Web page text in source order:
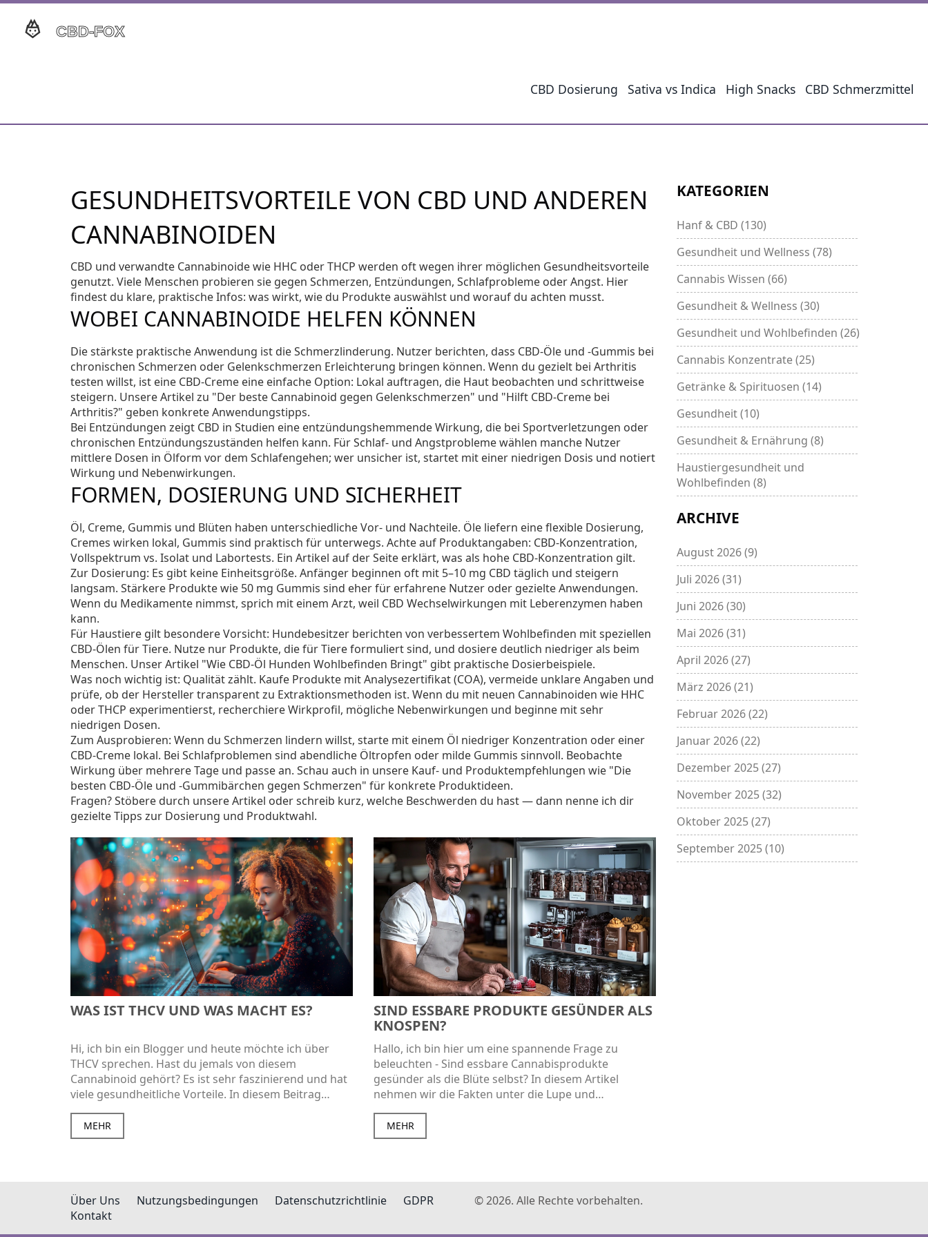
CBD Dosierung Sativa vs Indica High Snacks CBD Schmerzmittel
GESUNDHEITSVORTEILE VON CBD UND ANDEREN
CANNABINOIDEN
CBD und verwandte Cannabinoide wie HHC oder THCP werden oft wegen ihrer möglichen Gesundheitsvorteile
genutzt. Viele Menschen probieren sie gegen Schmerzen, Entzündungen, Schlafprobleme oder Angst. Hier
findest du klare, praktische Infos: was wirkt, wie du Produkte auswählst und worauf du achten musst.
WOBEI CANNABINOIDE HELFEN KÖNNEN
Die stärkste praktische Anwendung ist die Schmerzlinderung. Nutzer berichten, dass CBD-Öle und -Gummis bei
chronischen Schmerzen oder Gelenkschmerzen Erleichterung bringen können. Wenn du gezielt bei Arthritis
testen willst, ist eine CBD-Creme eine einfache Option: Lokal auftragen, die Haut beobachten und schrittweise
steigern. Unsere Artikel zu "Der beste Cannabinoid gegen Gelenkschmerzen" und "Hilft CBD-Creme bei
Arthritis?" geben konkrete Anwendungstipps.
Bei Entzündungen zeigt CBD in Studien eine entzündungshemmende Wirkung, die bei Sportverletzungen oder
chronischen Entzündungszuständen helfen kann. Für Schlaf- und Angstprobleme wählen manche Nutzer
mittlere Dosen in Ölform vor dem Schlafengehen; wer unsicher ist, startet mit einer niedrigen Dosis und notiert
Wirkung und Nebenwirkungen.
FORMEN, DOSIERUNG UND SICHERHEIT
Öl, Creme, Gummis und Blüten haben unterschiedliche Vor- und Nachteile. Öle liefern eine flexible Dosierung,
Cremes wirken lokal, Gummis sind praktisch für unterwegs. Achte auf Produktangaben: CBD-Konzentration,
Vollspektrum vs. Isolat und Labortests. Ein Artikel auf der Seite erklärt, was als hohe CBD-Konzentration gilt.
Zur Dosierung: Es gibt keine Einheitsgröße. Anfänger beginnen oft mit 5–10 mg CBD täglich und steigern
langsam. Stärkere Produkte wie 50 mg Gummis sind eher für erfahrene Nutzer oder gezielte Anwendungen.
Wenn du Medikamente nimmst, sprich mit einem Arzt, weil CBD Wechselwirkungen mit Leberenzymen haben
kann.
Für Haustiere gilt besondere Vorsicht: Hundebesitzer berichten von verbessertem Wohlbefinden mit speziellen
CBD-Ölen für Tiere. Nutze nur Produkte, die für Tiere formuliert sind, und dosiere deutlich niedriger als beim
Menschen. Unser Artikel "Wie CBD-Öl Hunden Wohlbefinden Bringt" gibt praktische Dosierbeispiele.
Was noch wichtig ist: Qualität zählt. Kaufe Produkte mit Analysezertifikat (COA), vermeide unklare Angaben und
prüfe, ob der Hersteller transparent zu Extraktionsmethoden ist. Wenn du mit neuen Cannabinoiden wie HHC
oder THCP experimentierst, recherchiere Wirkprofil, mögliche Nebenwirkungen und beginne mit sehr
niedrigen Dosen.
Zum Ausprobieren: Wenn du Schmerzen lindern willst, starte mit einem Öl niedriger Konzentration oder einer
CBD-Creme lokal. Bei Schlafproblemen sind abendliche Öltropfen oder milde Gummis sinnvoll. Beobachte
Wirkung über mehrere Tage und passe an. Schau auch in unsere Kauf- und Produktempfehlungen wie "Die
besten CBD-Öle und -Gummibärchen gegen Schmerzen" für konkrete Produktideen.
Fragen? Stöbere durch unsere Artikel oder schreib kurz, welche Beschwerden du hast — dann nenne ich dir
gezielte Tipps zur Dosierung und Produktwahl.
WAS IST THCV UND WAS MACHT ES?
Hi, ich bin ein Blogger und heute möchte ich über
THCV sprechen. Hast du jemals von diesem
Cannabinoid gehört? Es ist sehr faszinierend und hat
viele gesundheitliche Vorteile. In diesem Beitrag
erfährst du, was THCV ist und was es im Körper
macht. Also bleib dran, wenn du neugierig auf die
Wunder der Cannabinoide bist.
MEHR
SIND ESSBARE PRODUKTE GESÜNDER ALS
KNOSPEN?
Hallo, ich bin hier um eine spannende Frage zu
beleuchten - Sind essbare Cannabisprodukte
gesünder als die Blüte selbst? In diesem Artikel
nehmen wir die Fakten unter die Lupe und
vergleichen die Vor- und Nachteile beider
Konsumformen. Wir schauen uns an, wie sie auf den
Körper wirken, welche gesundheitlichen Vorteile sie
Entscheidung treffen.
MEHR
KATEGORIEN
Hanf & CBD (130)
Gesundheit und Wellness (78)
Cannabis Wissen (66)
Gesundheit & Wellness (30)
Gesundheit und Wohlbefinden (26)
Cannabis Konzentrate(25)
Getränke & Spirituosen (14)
Gesundheit(10)
Gesundheit & Ernährung (8)
Haustiergesundheit und
Wohlbefinden (8)
ARCHIVE
August 2026(9)
Juli 2026(31)
Juni 2026(30)
Mai 2026(31)
April 2026(27)
März 2026(21)
Februar 2026(22)
Januar 2026(22)
Dezember 2025(27)
November 2025(32)
Oktober 2025(27)
September 2025(10)
Über Uns Nutzungsbedingungen Datenschutzrichtlinie
GDPR
Kontakt
© 2026. Alle Rechte vorbehalten.